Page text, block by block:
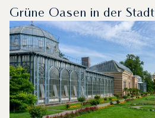
Grüne Oasen in der Stadt